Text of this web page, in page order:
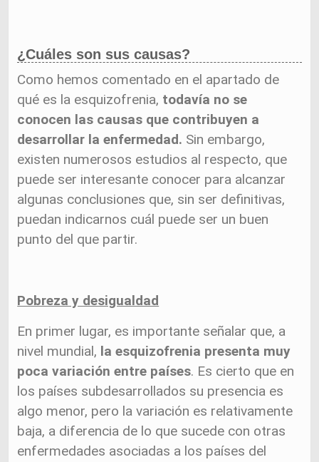
¿Cuáles son sus causas?
Como hemos comentado en el apartado de
qué es la esquizofrenia, todavía no se
conocen las causas que contribuyen a
desarrollar la enfermedad. Sin embargo,
existen numerosos estudios al respecto, que
puede ser interesante conocer para alcanzar
algunas conclusiones que, sin ser definitivas,
puedan indicarnos cuál puede ser un buen
punto del que partir.
Pobreza y desigualdad
En primer lugar, es importante señalar que, a
nivel mundial, la esquizofrenia presenta muy
poca variación entre países. Es cierto que en
los países subdesarrollados su presencia es
algo menor, pero la variación es relativamente
baja, a diferencia de lo que sucede con otras
enfermedades asociadas a los países del